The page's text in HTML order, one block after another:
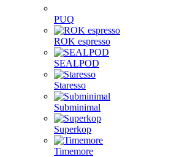
PUQ
ROK espresso
SEALPOD
Staresso
Subminimal
Superkop
Timemore